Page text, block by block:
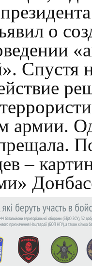
о
Спустя
армии.
–